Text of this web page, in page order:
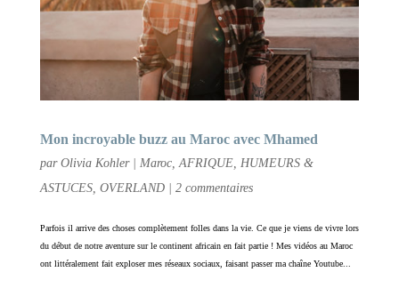
Mon incroyable buzz au Maroc avec Mhamed
par Olivia Kohler| Maroc, AFRIQUE, HUMEURS &
ASTUCES, OVERLAND| 2 commentaires
Parfois il arrive des choses complètement folles dans la vie. Ce que je viens de vivre lors
du début de notre aventure sur le continent africain en fait partie ! Mes vidéos au Maroc
ont littéralement fait exploser mes réseaux sociaux, faisant passer ma chaîne Youtube...